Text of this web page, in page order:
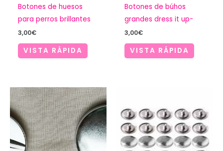
Botones de huesos
para perros brillantes
3,00€
VISTA RÁPIDA
Botones de búhos
grandes dress it up-
3,00€
VISTA RÁPIDA